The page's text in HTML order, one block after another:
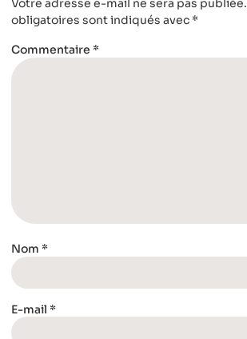
Votre adresse e-mail ne sera pas publiée.
obligatoires sont indiqués avec *
Commentaire *
Nom *
E-mail *